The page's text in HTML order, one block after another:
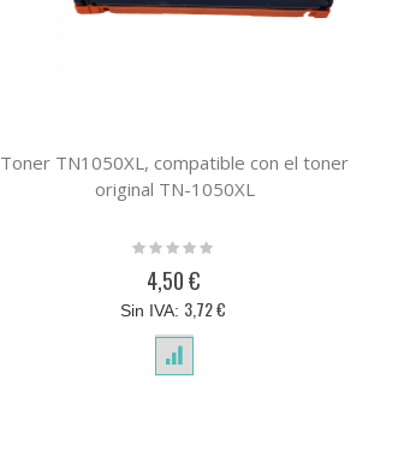
Toner TN1050XL, compatible con el toner
original TN-1050XL
Rating:
4,50 €
3,72 €